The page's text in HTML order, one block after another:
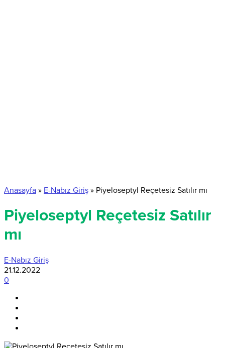
Anasayfa » E-Nabız Giriş » Piyeloseptyl Reçetesiz Satılır mı
Piyeloseptyl Reçetesiz Satılır
mı
E-Nabız Giriş
21.12.2022
0